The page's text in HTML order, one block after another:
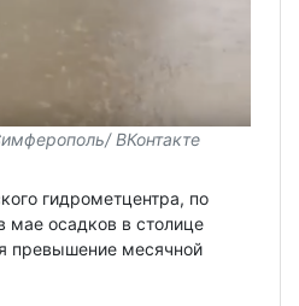
ВКонтакте
гидрометцентра, по
мае осадков в столице
превышение месячной